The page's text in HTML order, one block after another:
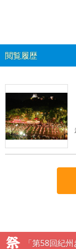
閲覧履歴
「第58回紀